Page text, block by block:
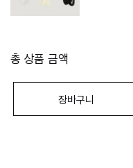
총 상품 금액
장바구니